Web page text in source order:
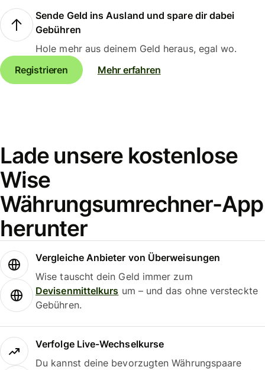
Sende Geld ins Ausland und spare dir dabei
Gebühren
Hole mehr aus deinem Geld heraus, egal wo.
Registrieren
Mehr erfahren
Lade unsere kostenlose
Wise
Währungsumrechner-App
herunter
Vergleiche Anbieter von Überweisungen
Wise tauscht dein Geld immer zum
Devisenmittelkurs um – und das ohne versteckte
Gebühren.
Verfolge Live-Wechselkurse
Du kannst deine bevorzugten Währungspaare